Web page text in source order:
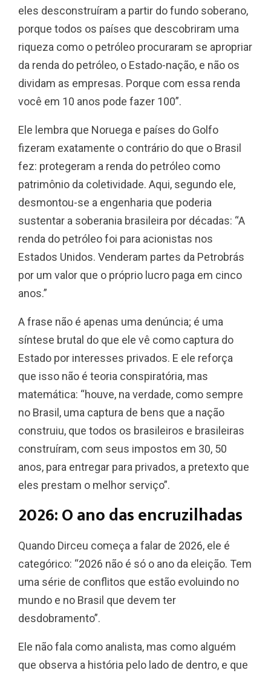
eles desconstruíram a partir do fundo soberano,
porque todos os países que descobriram uma
riqueza como o petróleo procuraram se apropriar
da renda do petróleo, o Estado-nação, e não os
dividam as empresas. Porque com essa renda
você em 10 anos pode fazer 100”.
Ele lembra que Noruega e países do Golfo
fizeram exatamente o contrário do que o Brasil
fez: protegeram a renda do petróleo como
patrimônio da coletividade. Aqui, segundo ele,
desmontou-se a engenharia que poderia
sustentar a soberania brasileira por décadas: “A
renda do petróleo foi para acionistas nos
Estados Unidos. Venderam partes da Petrobrás
por um valor que o próprio lucro paga em cinco
anos.”
A frase não é apenas uma denúncia; é uma
síntese brutal do que ele vê como captura do
Estado por interesses privados. E ele reforça
que isso não é teoria conspiratória, mas
matemática: “houve, na verdade, como sempre
no Brasil, uma captura de bens que a nação
construiu, que todos os brasileiros e brasileiras
construíram, com seus impostos em 30, 50
anos, para entregar para privados, a pretexto que
eles prestam o melhor serviço”.
2026: O ano das encruzilhadas
Quando Dirceu começa a falar de 2026, ele é
categórico: “2026 não é só o ano da eleição. Tem
uma série de conflitos que estão evoluindo no
mundo e no Brasil que devem ter
desdobramento”.
Ele não fala como analista, mas como alguém
que observa a história pelo lado de dentro, e que